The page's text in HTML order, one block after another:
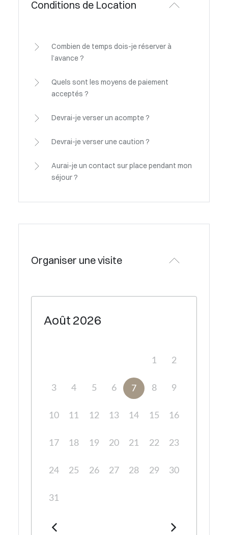
Conditions de Location
Combien de temps dois-je réserver à
l’avance ?
Quels sont les moyens de paiement
acceptés ?
Devrai-je verser un acompte ?
Devrai-je verser une caution ?
Aurai-je un contact sur place pendant mon
séjour ?
Organiser une visite
Août 2026
1 2
3 4 5 6 7 8 9
10 11 12 13 14 15 16
17 18 19 20 21 22 23
24 25 26 27 28 29 30
31